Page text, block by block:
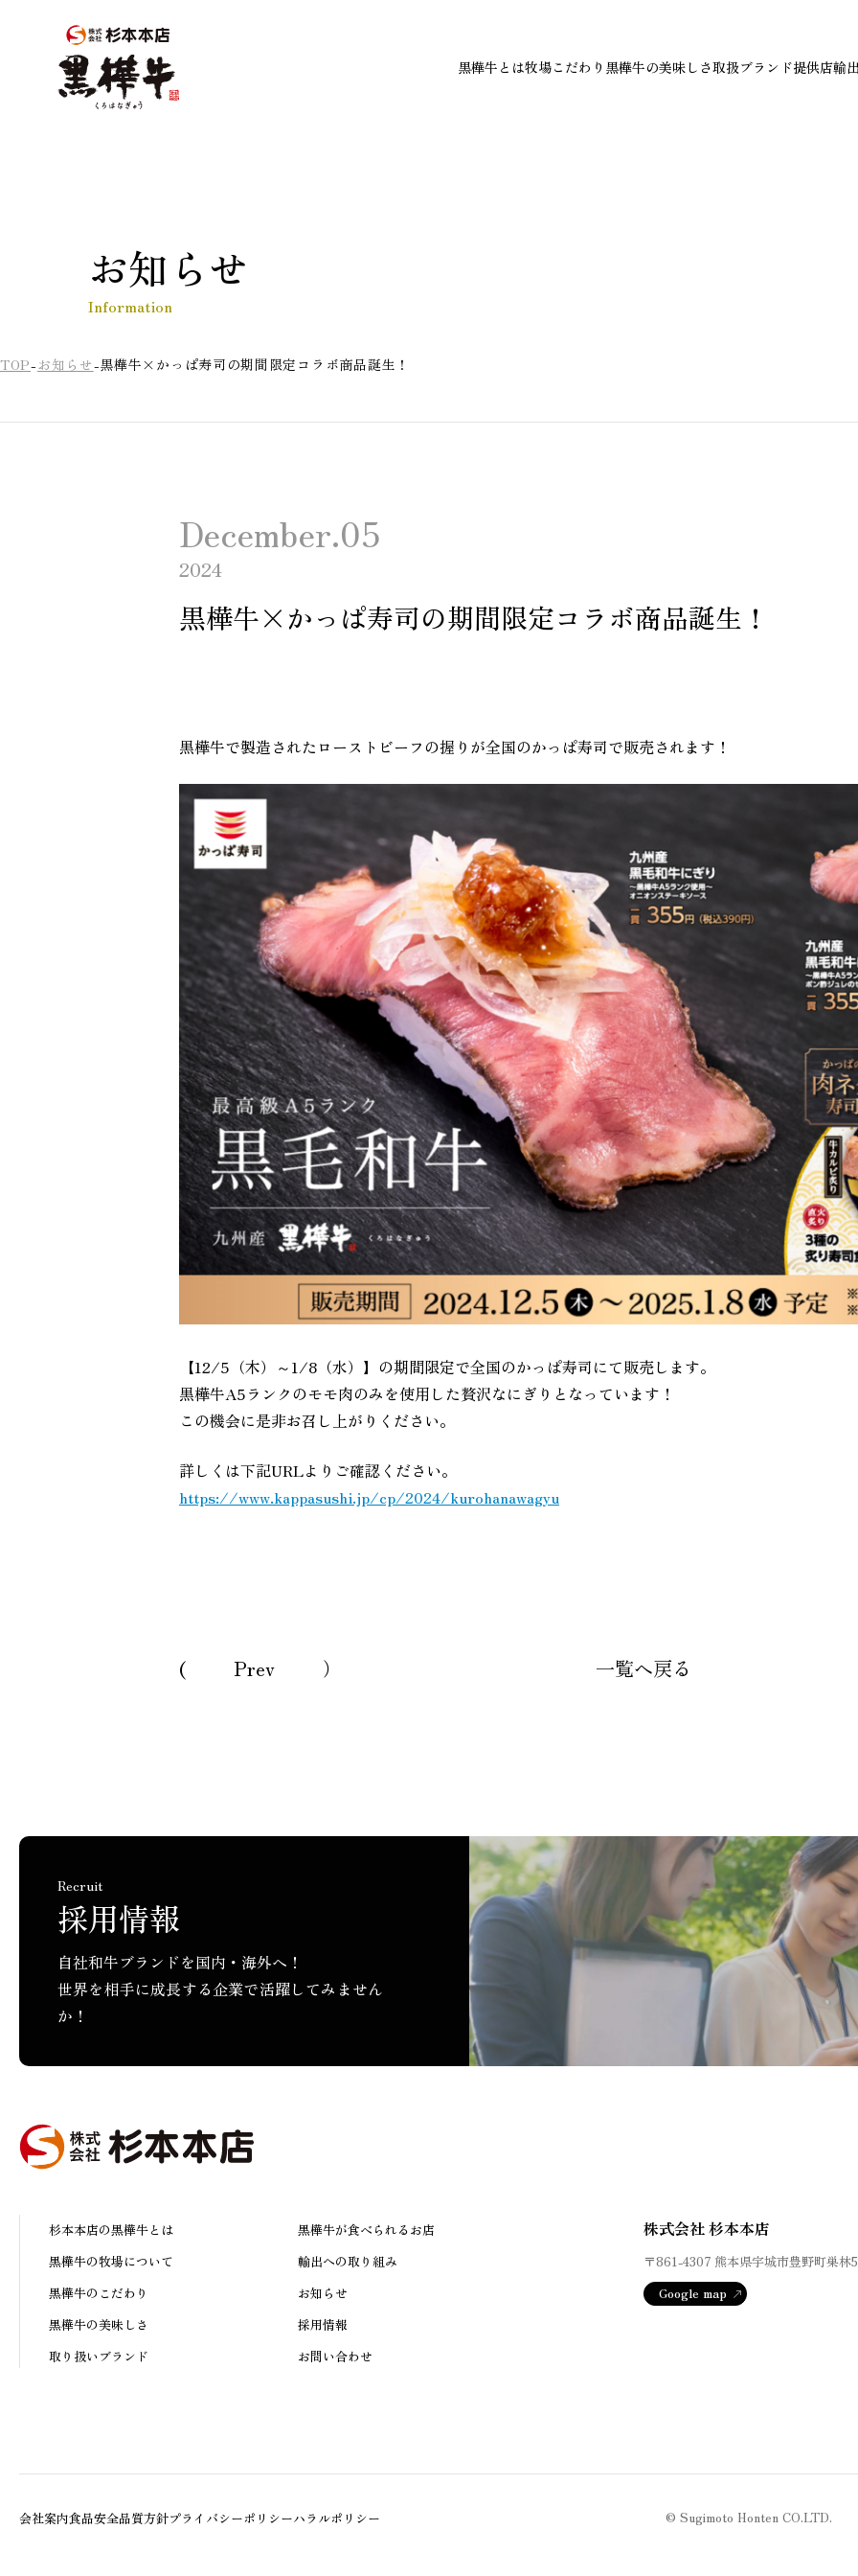
黒樺牛とは牧場こだわり 黒樺牛の美味しさ取扱ブランド提供店輸
お知らせ
Information
TOP お知らせ 黒樺牛×かっぱ寿司の期間限定コラボ商品誕生！
December.05
2024
黒樺牛×かっぱ寿司の期間限定コラボ商品誕生！
黒樺牛で製造されたローストビーフの握りが全国のかっぱ寿司で販売されます！
【12/5（木）～1/8（水）】の期間限定で全国のかっぱ寿司にて販売します。
黒樺牛A5ランクのモモ肉のみを使用した贅沢なにぎりとなっています！
この機会に是非お召し上がりください。
詳しくは下記URLよりご確認ください。
https://www.kappasushi.jp/cp/2024/kurohanawagyu
ページ送り
一覧へ戻る
Prev
Recruit
採用情報
自社和牛ブランドを国内・海外へ！
世界を相手に成長する企業で活躍してみません
か！
杉本本店の黒樺牛とは
黒樺牛が食べられるお店
黒樺牛の牧場について
輸出への取り組み
黒樺牛のこだわり
お知らせ
黒樺牛の美味しさ
採用情報
取り扱いブランド
お問い合わせ
株式会社 杉本本店
〒861-4307 熊本県宇城市豊野町巣林
Google map
会社案内食品安全品質方針プライバシーポリシーハラルポリシー © Sugimoto Honten CO.LTD.